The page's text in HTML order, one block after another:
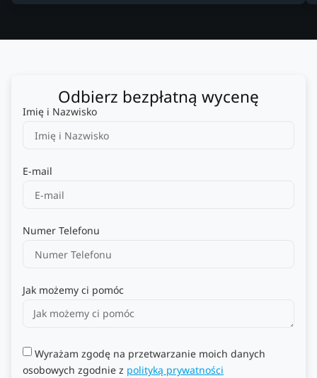
Odbierz bezpłatną wycenę
Imię i Nazwisko
E-mail
Numer Telefonu
Jak możemy ci pomóc
Wyrażam zgodę na przetwarzanie moich danych
osobowych zgodnie z polityką prywatności